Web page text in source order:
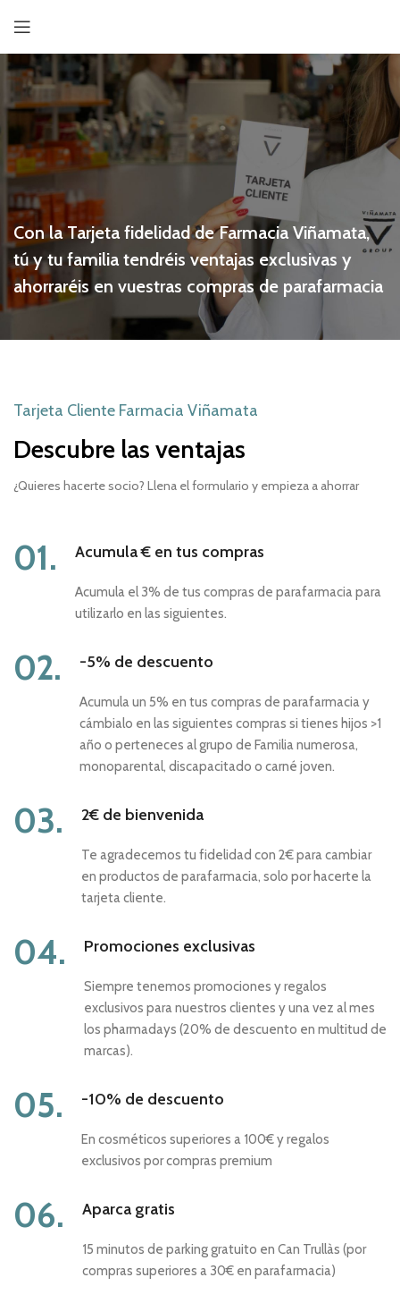
Con la Tarjeta fidelidad de Farmacia Viñamata,
tú y tu familia tendréis ventajas exclusivas y
ahorraréis en vuestras compras de parafarmacia
Tarjeta Cliente Farmacia Viñamata
Descubre las ventajas
¿Quieres hacerte socio? Llena el formulario y empieza a ahorrar
01. Acumula € en tus compras
Acumula el 3% de tus compras de parafarmacia para
utilizarlo en las siguientes.
02. -5% de descuento
Acumula un 5% en tus compras de parafarmacia y
cámbialo en las siguientes compras si tienes hijos >1
año o perteneces al grupo de Familia numerosa,
monoparental, discapacitado o carné joven.
03. 2€ de bienvenida
Te agradecemos tu fidelidad con 2€ para cambiar
en productos de parafarmacia, solo por hacerte la
tarjeta cliente.
04. Promociones exclusivas
Siempre tenemos promociones y regalos
exclusivos para nuestros clientes y una vez al mes
los pharmadays (20% de descuento en multitud de
marcas).
05. -10% de descuento
En cosméticos superiores a 100€ y regalos
exclusivos por compras premium
06. Aparca gratis
15 minutos de parking gratuito en Can Trullàs (por
compras superiores a 30€ en parafarmacia)